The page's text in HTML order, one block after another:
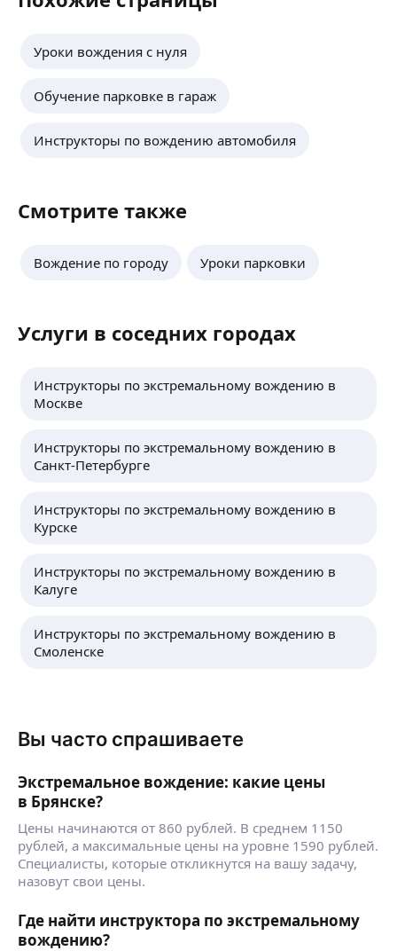
Уроки вождения с нуля
Обучение парковке в гараж
Инструкторы по вождению автомобиля
Смотрите также
Вождение по городу Уроки парковки
Услуги в соседних городах
Инструкторы по экстремальному вождению в
Москве
Инструкторы по экстремальному вождению в
Санкт-Петербурге
Инструкторы по экстремальному вождению в
Курске
Инструкторы по экстремальному вождению в
Калуге
Инструкторы по экстремальному вождению в
Смоленске
Вы часто спрашиваете
Экстремальное вождение: какие цены
в Брянске?
Цены начинаются от 860 рублей. В среднем 1150
рублей, а максимальные цены на уровне 1590 рублей.
Специалисты, которые откликнутся на вашу задачу,
назовут свои цены.
Где найти инструктора по экстремальному
вождению?